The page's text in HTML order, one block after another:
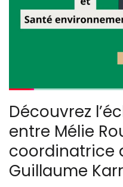
Découvrez
entre Mélie
coordinatrice
Guillaume Karr